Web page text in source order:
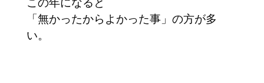
「無かったからよかった事」の方が多
い。